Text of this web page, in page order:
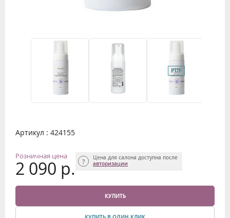
Артикул : 424155
Розничная цена
2 090 р.
Цена для салона доступна после
авторизации
КУПИТЬ